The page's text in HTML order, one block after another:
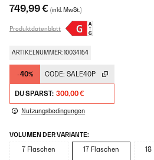
749,99 € (inkl. MwSt.)
Produktdatenblatt
ARTIKELNUMMER: 10034154
-40% CODE: SALE40P
DU SPARST: 300,00 €
Nutzungsbedingungen
VOLUMEN DER VARIANTE:
7 Flaschen 17 Flaschen 18